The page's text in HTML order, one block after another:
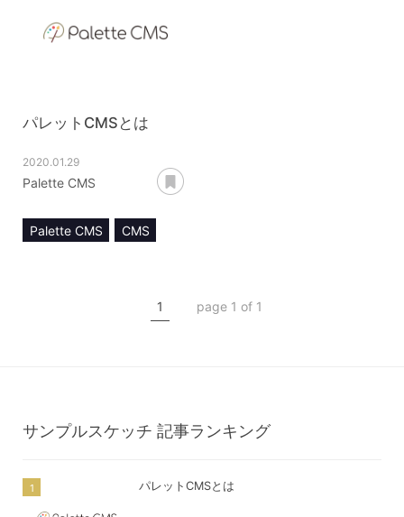
パレットCMSとは
2020.01.29
Palette CMS
Palette CMS
CMS
1
page 1 of 1
サンプルスケッチ 記事ランキング
パレットCMSとは